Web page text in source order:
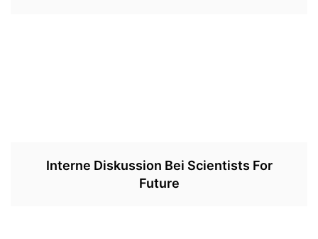
Interne Diskussion Bei Scientists For
Future